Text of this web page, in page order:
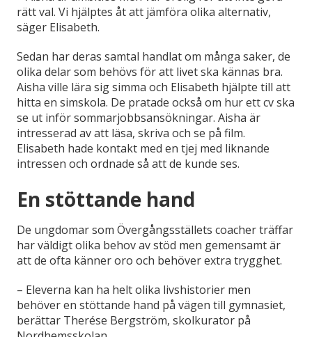
rätt val. Vi hjälptes åt att jämföra olika alternativ,
säger Elisabeth.
Sedan har deras samtal handlat om många saker, de
olika delar som behövs för att livet ska kännas bra.
Aisha ville lära sig simma och Elisabeth hjälpte till att
hitta en simskola. De pratade också om hur ett cv ska
se ut inför sommarjobbsansökningar. Aisha är
intresserad av att läsa, skriva och se på film.
Elisabeth hade kontakt med en tjej med liknande
intressen och ordnade så att de kunde ses.
En stöttande hand
De ungdomar som Övergångsställets coacher träffar
har väldigt olika behov av stöd men gemensamt är
att de ofta känner oro och behöver extra trygghet.
– Eleverna kan ha helt olika livshistorier men
behöver en stöttande hand på vägen till gymnasiet,
berättar Therése Bergström, skolkurator på